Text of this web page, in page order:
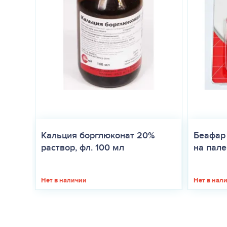
Хранить в местах, недоступных для детей. Неиспользованный
при соблюдении условий хранения в закрытой упаковке
Кальция борглюконат 20%
раствор, фл. 100 мл
Нет в наличии
на
Нет в